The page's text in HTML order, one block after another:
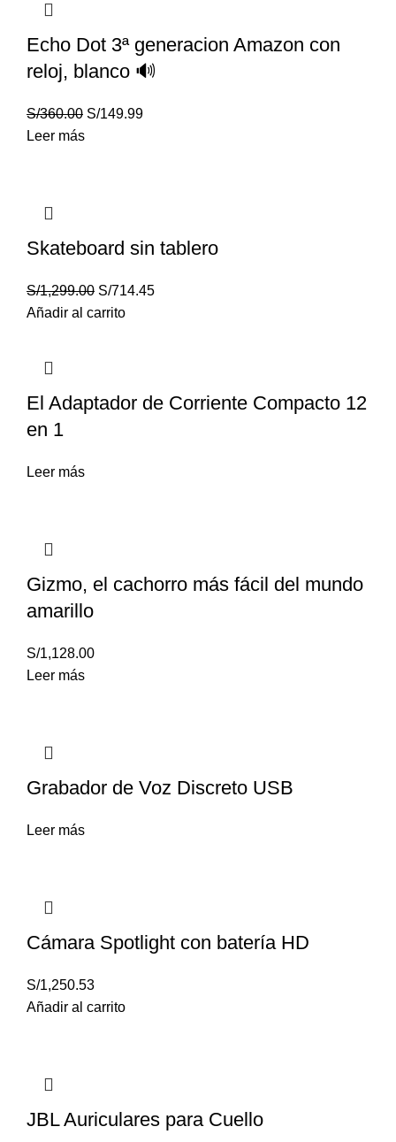
Echo Dot 3ª generacion Amazon con
reloj, blanco 🔊
S/360.00 S/149.99
Leer más
Skateboard sin tablero
S/1,299.00 S/714.45
Añadir al carrito
El Adaptador de Corriente Compacto 12
en 1
Leer más
Gizmo, el cachorro más fácil del mundo
amarillo
S/1,128.00
Leer más
Grabador de Voz Discreto USB
Leer más
Cámara Spotlight con batería HD
S/1,250.53
Añadir al carrito
JBL Auriculares para Cuello